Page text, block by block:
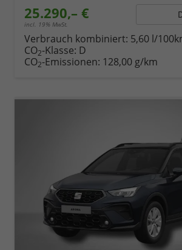
25.290,– €
incl. 19% MwSt.
Verbrauch kombiniert: 5,60 l/
CO2-Klasse: D
CO2-Emissionen: 128,00 g/km